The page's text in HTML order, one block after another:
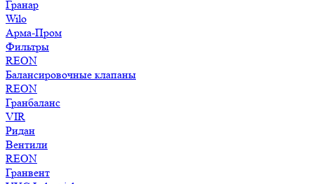
Гранар
Wilo
Арма-Пром
Фильтры
REON
Балансировочные клапаны
REON
Гранбаланс
VIR
Ридан
Вентили
REON
Гранвент